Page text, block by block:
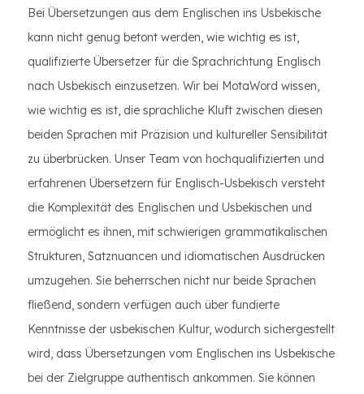
Bei Übersetzungen aus dem Englischen ins Usbekische
kann nicht genug betont werden, wie wichtig es ist,
qualifizierte Übersetzer für die Sprachrichtung Englisch
nach Usbekisch einzusetzen. Wir bei MotaWord wissen,
wie wichtig es ist, die sprachliche Kluft zwischen diesen
beiden Sprachen mit Präzision und kultureller Sensibilität
zu überbrücken. Unser Team von hochqualifizierten und
erfahrenen Übersetzern für Englisch-Usbekisch versteht
die Komplexität des Englischen und Usbekischen und
ermöglicht es ihnen, mit schwierigen grammatikalischen
Strukturen, Satznuancen und idiomatischen Ausdrücken
umzugehen. Sie beherrschen nicht nur beide Sprachen
fließend, sondern verfügen auch über fundierte
Kenntnisse der usbekischen Kultur, wodurch sichergestellt
wird, dass Übersetzungen vom Englischen ins Usbekische
bei der Zielgruppe authentisch ankommen. Sie können